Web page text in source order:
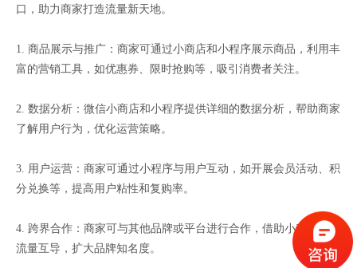
口，助力商家打造流量新天地。
1. 商品展示与推广：商家可通过小商店和小程序展示商品，利用丰
富的营销工具，如优惠券、限时抢购等，吸引消费者关注。
2. 数据分析：微信小商店和小程序提供详细的数据分析，帮助商家
了解用户行为，优化运营策略。
3. 用户运营：商家可通过小程序与用户互动，如开展会员活动、积
分兑换等，提高用户粘性和复购率。
4. 跨界合作：商家可与其他品牌或平台进行合作，借助小程序实现
流量互导，扩大品牌知名度。